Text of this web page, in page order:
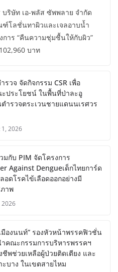
บริษัท เอ-พลัส ซัพพลาย จำกัด
โลชั่นทาผิวและเจลอาบน้ำ
การ “คืนความชุ่มชื้นให้กับผิว”
บาท
รวจ จัดกิจกรรม CSR เพื่อ
ประโยชน์ ในพื้นที่ป่าละอู
ตำรวจตระเวนชายแดนนเรศวร
2026
มกับ PIM จัดโครงการ
Against Dengueเด็กไทยการ์ด
อดโรคไข้เลือดออกอย่างมี
าพ
2026
มืองนนท์” รองหัวหน้าพรรคฟิวชั่น
คณะกรรมการบริหารพรรคฯ
ชีพช่วยเหลือผู้ป่วยติดเตียง และ
ะบาง ในเขตสายไหม